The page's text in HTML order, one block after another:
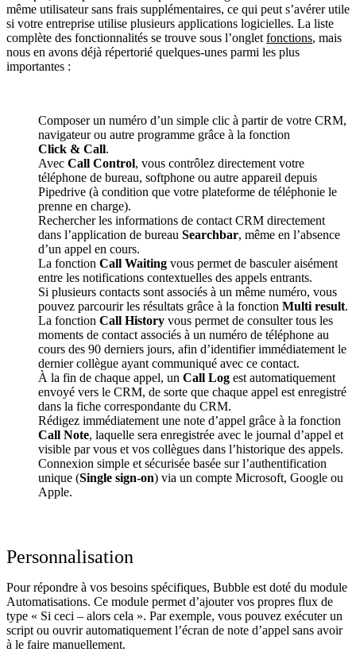
même utilisateur sans frais supplémentaires, ce qui peut s’avérer utile
si votre entreprise utilise plusieurs applications logicielles. La liste
complète des fonctionnalités se trouve sous l’onglet fonctions, mais
nous en avons déjà répertorié quelques-unes parmi les plus
importantes :
Composer un numéro d’un simple clic à partir de votre CRM,
navigateur ou autre programme grâce à la fonction
Click & Call.
Avec Call Control, vous contrôlez directement votre
téléphone de bureau, softphone ou autre appareil depuis
Pipedrive (à condition que votre plateforme de téléphonie le
prenne en charge).
Rechercher les informations de contact CRM directement
dans l’application de bureau Searchbar, même en l’absence
d’un appel en cours.
La fonction Call Waiting vous permet de basculer aisément
entre les notifications contextuelles des appels entrants.
Si plusieurs contacts sont associés à un même numéro, vous
pouvez parcourir les résultats grâce à la fonction Multi result.
La fonction Call History vous permet de consulter tous les
moments de contact associés à un numéro de téléphone au
cours des 90 derniers jours, afin d’identifier immédiatement le
dernier collègue ayant communiqué avec ce contact.
À la fin de chaque appel, un Call Log est automatiquement
envoyé vers le CRM, de sorte que chaque appel est enregistré
dans la fiche correspondante du CRM.
Rédigez immédiatement une note d’appel grâce à la fonction
Call Note, laquelle sera enregistrée avec le journal d’appel et
visible par vous et vos collègues dans l’historique des appels.
Connexion simple et sécurisée basée sur l’authentification
unique (Single sign-on) via un compte Microsoft, Google ou
Apple.
Personnalisation
Pour répondre à vos besoins spécifiques, Bubble est doté du module
Automatisations. Ce module permet d’ajouter vos propres flux de
type « Si ceci – alors cela ». Par exemple, vous pouvez exécuter un
script ou ouvrir automatiquement l’écran de note d’appel sans avoir
à le faire manuellement.